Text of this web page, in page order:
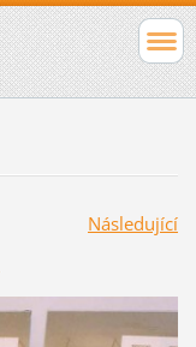
Následující